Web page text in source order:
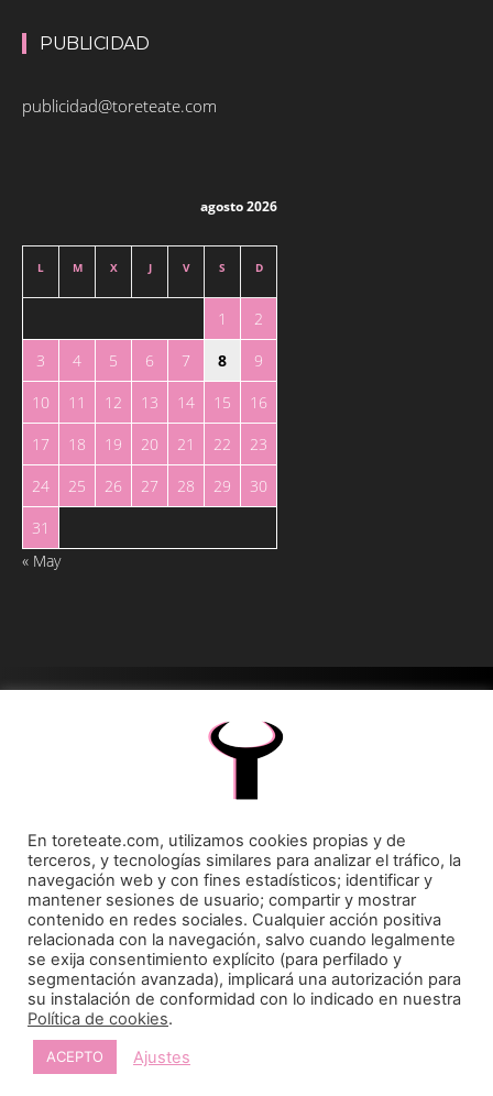
PUBLICIDAD
publicidad@toreteate.com
agosto 2026
L M X J V S D
1
2
3
4 5 6 7 8
9
10
11 12 13 14 15
16
17
18 19 20 21 22
23
24
25 26 27 28 29
30
31
« May
Toreteate Ⓒ 2023. Todos los derechos reservados
Welow Marketing
En toreteate.com, utilizamos cookies propias y de
terceros, y tecnologías similares para analizar el tráfico, la
navegación web y con fines estadísticos; identificar y
mantener sesiones de usuario; compartir y mostrar
contenido en redes sociales. Cualquier acción positiva
relacionada con la navegación, salvo cuando legalmente
se exija consentimiento explícito (para perfilado y
segmentación avanzada), implicará una autorización para
su instalación de conformidad con lo indicado en nuestra
Política de cookies.
ACEPTO Ajustes